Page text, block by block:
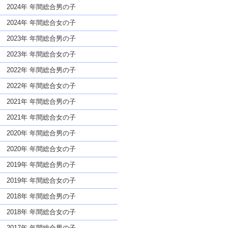
名前であっても奇抜すぎない
2024年 年間総合男の子
2024年 年間総合女の子
2023年 年間総合男の子
2023年 年間総合女の子
2022年 年間総合男の子
2022年 年間総合女の子
2021年 年間総合男の子
2021年 年間総合女の子
2020年 年間総合男の子
2020年 年間総合女の子
2019年 年間総合男の子
2019年 年間総合女の子
2018年 年間総合男の子
2018年 年間総合女の子